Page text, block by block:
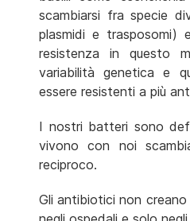
scambiarsi fra specie
plasmidi e trasposomi)
resistenza in questo
variabilità genetica e
essere resistenti a più
I nostri batteri sono
vivono con noi
reciproco.
Gli antibiotici non